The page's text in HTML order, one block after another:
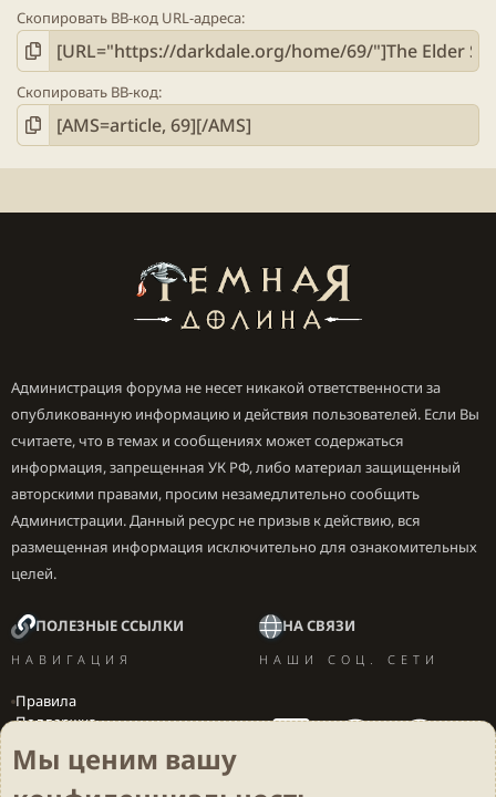
В основу The Elder Scrolls Online лег игровой
опыт из прошлых частей TES, которая
заинтересует всех фанатов жанра MMO,
удивляя впечатляющей игровой механикой;
На игровой карте The Elder Scrolls Online будут
лишь основные локации и квестовые маркеры,
другие вам придется обнаруживать и
уникальных фишек из мира Свитков, которые
уже знакомы многим поклонникам серии;
Ориентироваться в огромном игровом мире
расположение ближайших городов и локаций;
В The Elder Scrolls Online вас также ждет
возможность поучаствовать в масштабных
сражениях между игроками. Вступайте в одну
из трех фракций и погружайтесь в оживленные
игровые баталии.
Купить игру
Для просмотра этого контента нам потребуется ваше
Более подробную информацию можно найти на нашей
странице файлов cookie.
Принимать сторонние файлы Cookie
Скопировать BB-код URL-адреса
Скопировать BB-код
Администрация форума не несет никакой ответственности за
опубликованную информацию и действия пользователей. Если Вы
считаете, что в темах и сообщениях может содержаться
информация, запрещенная УК РФ, либо материал защищенный
авторскими правами, просим незамедлительно сообщить
Администрации. Данный ресурс не призыв к действию, вся
размещенная информация исключительно для ознакомительных
целей.
ПОЛЕЗНЫЕ ССЫЛКИ
НАВИГАЦИЯ
Правила
Поддержка
Локализация игр
НА СВЯЗИ
НАШИ СОЦ. СЕТИ
Мы ценим вашу